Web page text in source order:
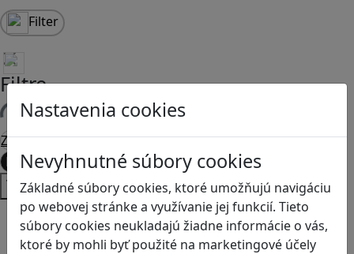
Nastavenia cookies
Nevyhnutné súbory cookies
Základné súbory cookies, ktoré umožňujú navigáciu
po webovej stránke a využívanie jej funkcií. Tieto
súbory cookies neukladajú žiadne informácie o vás,
ktoré by mohli byť použité na marketingové účely
Filter
Filtre
Načítam filtre
Zmazať filtre
Filtrovať
Typ
Články
Recenzie